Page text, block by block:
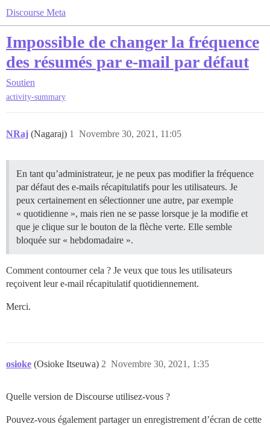
Discourse Meta
Impossible de changer la fréquence
des résumés par e-mail par défaut
Soutien
activity-summary
NRaj (Nagaraj) Novembre 30, 2021, 11:05
1
En tant qu’administrateur, je ne peux pas modifier la fréquence
par défaut des e-mails récapitulatifs pour les utilisateurs. Je
peux certainement en sélectionner une autre, par exemple
« quotidienne », mais rien ne se passe lorsque je la modifie et
que je clique sur le bouton de la flèche verte. Elle semble
bloquée sur « hebdomadaire ».
Comment contourner cela ? Je veux que tous les utilisateurs
reçoivent leur e-mail récapitulatif quotidiennement.
Merci.
osioke (Osioke Itseuwa) Novembre 30, 2021, 1:35
2
Quelle version de Discourse utilisez-vous ?
Pouvez-vous également partager un enregistrement d’écran de cette